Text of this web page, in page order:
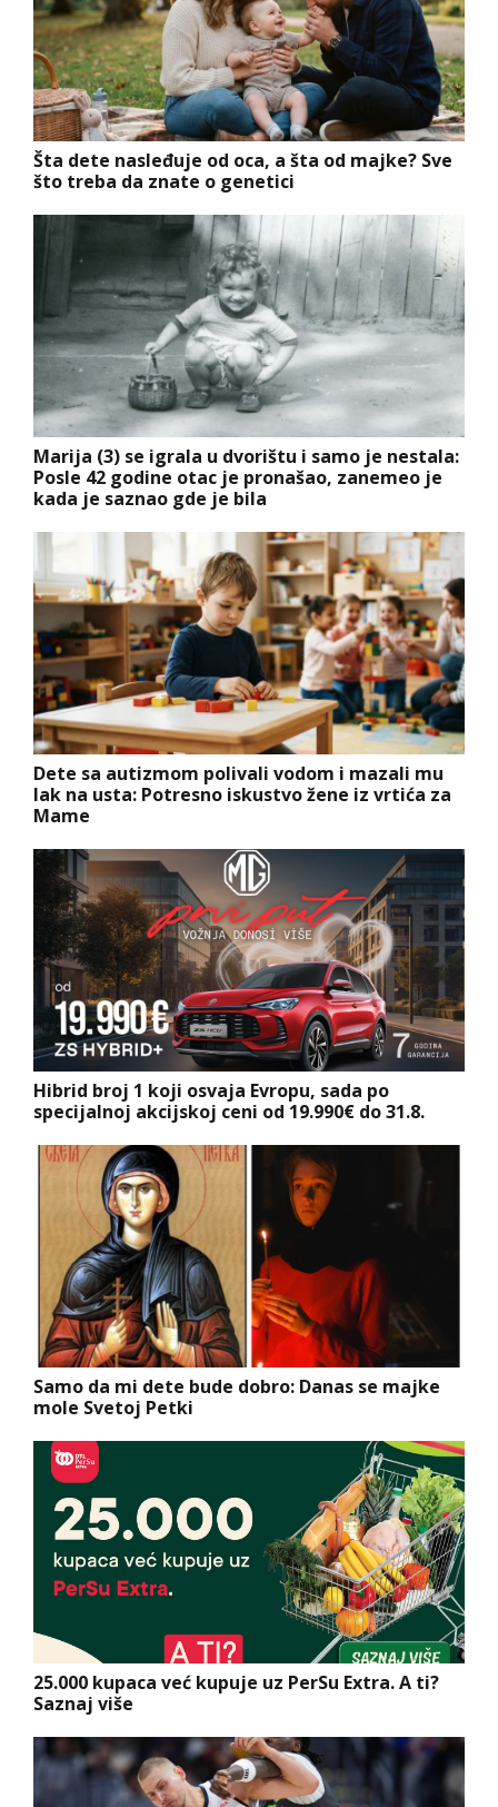
Šta dete nasleđuje od oca, a šta od majke? Sve
što treba da znate o genetici
Marija (3) se igrala u dvorištu i samo je nestala:
Posle 42 godine otac je pronašao, zanemeo je
kada je saznao gde je bila
Dete sa autizmom polivali vodom i mazali mu
lak na usta: Potresno iskustvo žene iz vrtića za
Mame
Hibrid broj 1 koji osvaja Evropu, sada po
specijalnoj akcijskoj ceni od 19.990€ do 31.8.
Samo da mi dete bude dobro: Danas se majke
mole Svetoj Petki
25.000 kupaca već kupuje uz PerSu Extra. A ti?
Saznaj više